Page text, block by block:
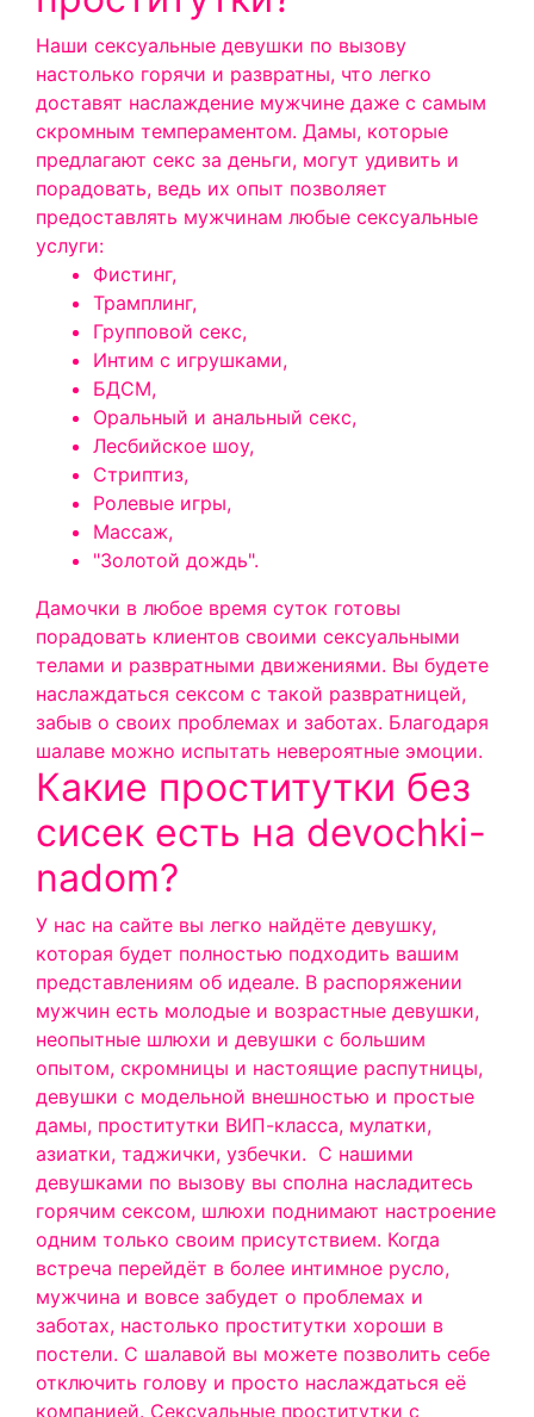
Наши сексуальные девушки по вызову
настолько горячи и развратны, что легко
доставят наслаждение мужчине даже с самым
скромным темпераментом. Дамы, которые
предлагают секс за деньги, могут удивить и
порадовать, ведь их опыт позволяет
предоставлять мужчинам любые сексуальные
услуги:
Фистинг,
Трамплинг,
Групповой секс,
Интим с игрушками,
БДСМ,
Оральный и анальный секс,
Лесбийское шоу,
Стриптиз,
Ролевые игры,
Массаж,
"Золотой дождь".
Дамочки в любое время суток готовы
порадовать клиентов своими сексуальными
телами и развратными движениями. Вы будете
наслаждаться сексом с такой развратницей,
забыв о своих проблемах и заботах. Благодаря
шалаве можно испытать невероятные эмоции.
Какие проститутки без
сисек есть на devochki-
nadom?
У нас на сайте вы легко найдёте девушку,
которая будет полностью подходить вашим
представлениям об идеале. В распоряжении
мужчин есть молодые и возрастные девушки,
неопытные шлюхи и девушки с большим
опытом, скромницы и настоящие распутницы,
девушки с модельной внешностью и простые
дамы, проститутки ВИП-класса, мулатки,
азиатки, таджички, узбечки. С нашими
девушками по вызову вы сполна насладитесь
горячим сексом, шлюхи поднимают настроение
одним только своим присутствием. Когда
встреча перейдёт в более интимное русло,
мужчина и вовсе забудет о проблемах и
заботах, настолько проститутки хороши в
постели. С шалавой вы можете позволить себе
отключить голову и просто наслаждаться её
компанией. Сексуальные проститутки с